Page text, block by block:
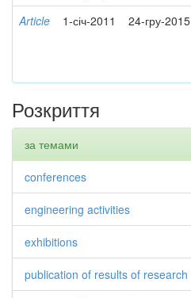
Article 1-січ-2011 24-гру-2015
Розкриття
за темами
conferences
engineering activities
exhibitions
publication of results of research